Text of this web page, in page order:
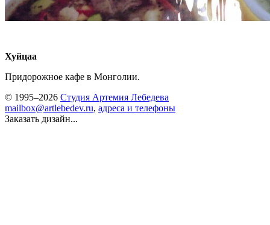
Хуйцаа
Придорожное кафе в Монголии.
© 1995–2026 Студия Артемия Лебедева
mailbox@artlebedev.ru, адреса и телефоны
Заказать дизайн...